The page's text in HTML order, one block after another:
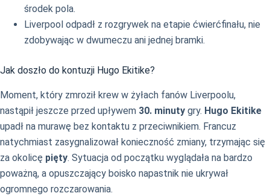
środek pola.
Liverpool odpadł z rozgrywek na etapie ćwierćfinału, nie
zdobywając w dwumeczu ani jednej bramki.
Jak doszło do kontuzji Hugo Ekitike?
Moment, który zmroził krew w żyłach fanów Liverpoolu,
nastąpił jeszcze przed upływem 30. minuty gry. Hugo Ekitike
upadł na murawę bez kontaktu z przeciwnikiem. Francuz
natychmiast zasygnalizował konieczność zmiany, trzymając się
za okolicę pięty. Sytuacja od początku wyglądała na bardzo
poważną, a opuszczający boisko napastnik nie ukrywał
ogromnego rozczarowania.